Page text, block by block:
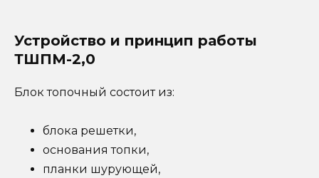
Устройство и принцип работы
ТШПМ-2,0
Блок топочный состоит из:
блока решетки,
основания топки,
планки шурующей,